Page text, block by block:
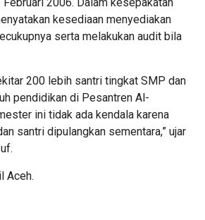
2006. Dalam kesepakatan
kesediaan menyediakan
serta melakukan audit bila
200 lebih santri tingkat SMP dan
pendidikan di Pesantren Al-
ini tidak ada kendala karena
santri dipulangkan sementara,” ujar
Aceh.